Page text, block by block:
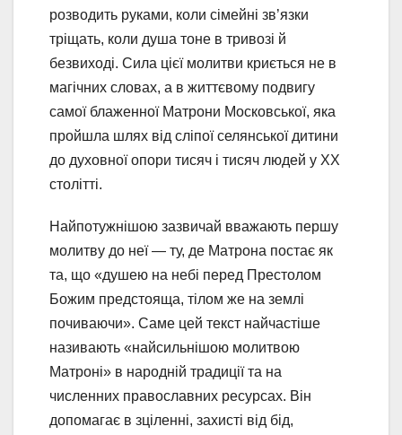
розводить руками, коли сімейні зв’язки
тріщать, коли душа тоне в тривозі й
безвиході. Сила цієї молитви криється не в
магічних словах, а в життєвому подвигу
самої блаженної Матрони Московської, яка
пройшла шлях від сліпої селянської дитини
до духовної опори тисяч і тисяч людей у XX
столітті.
Найпотужнішою зазвичай вважають першу
молитву до неї — ту, де Матрона постає як
та, що «душею на небі перед Престолом
Божим предстояща, тілом же на землі
почиваючи». Саме цей текст найчастіше
називають «найсильнішою молитвою
Матроні» в народній традиції та на
численних православних ресурсах. Він
допомагає в зціленні, захисті від бід,